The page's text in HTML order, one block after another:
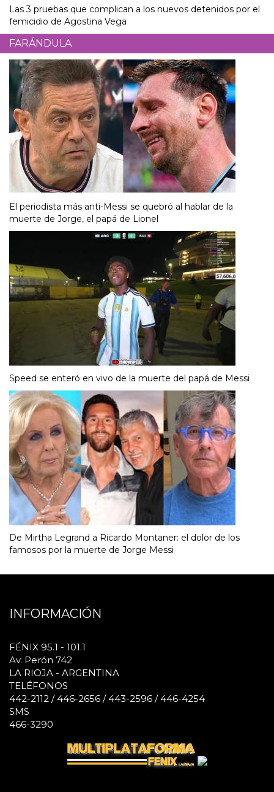
Las 3 pruebas que complican a los nuevos detenidos por el
femicidio de Agostina Vega
FARÁNDULA
El periodista más anti-Messi se quebró al hablar de la
muerte de Jorge, el papá de Lionel
Speed se enteró en vivo de la muerte del papá de Messi
De Mirtha Legrand a Ricardo Montaner: el dolor de los
famosos por la muerte de Jorge Messi
INFORMACIÓN
FÉNIX 95.1 - 101.1
Av. Perón 742
LA RIOJA - ARGENTINA
TELÉFONOS
442-2112 / 446-2656 / 443-2596 / 446-4254
SMS
466-3290